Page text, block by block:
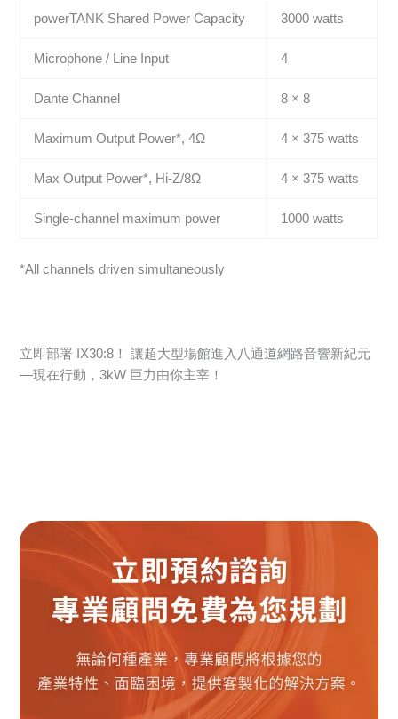
powerTANK Shared Power Capacity 3000 watts
Microphone / Line Input 4
Dante Channel 8 × 8
Maximum Output Power*, 4Ω 4 × 375 watts
Max Output Power*, Hi-Z/8Ω 4 × 375 watts
Single-channel maximum power 1000 watts
*All channels driven simultaneously
立即部署 IX30:8！ 讓超大型場館進入八通道網路音響新紀元
—現在行動，3kW 巨力由你主宰！